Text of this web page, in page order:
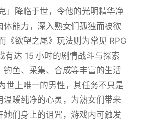
」降临于世，令他的光明精华净
体能力，深入熟女们孤独而被欲
《欲望之尾》玩法则为常见 RPG
有达 15 小时的剧情战斗与探索
钓鱼、采集、合成等丰富的生活
世上唯一的男性，其任务不只是
温暖纯净的心灵，为熟女们带来
她们身上的诅咒，游戏内可触发